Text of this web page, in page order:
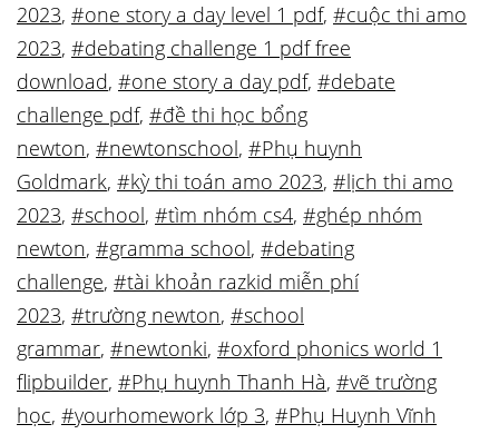
2023, #one story a day level 1 pdf, #cuộc thi amo
2023, #debating challenge 1 pdf free
download, #one story a day pdf, #debate
challenge pdf, #đề thi học bổng
newton, #newtonschool, #Phụ huynh
Goldmark, #kỳ thi toán amo 2023, #lịch thi amo
2023, #school, #tìm nhóm cs4, #ghép nhóm
newton, #gramma school, #debating
challenge, #tài khoản razkid miễn phí
2023, #trường newton, #school
grammar, #newtonki, #oxford phonics world 1
flipbuilder, #Phụ huynh Thanh Hà, #vẽ trường
học, #yourhomework lớp 3, #Phụ Huynh Vĩnh